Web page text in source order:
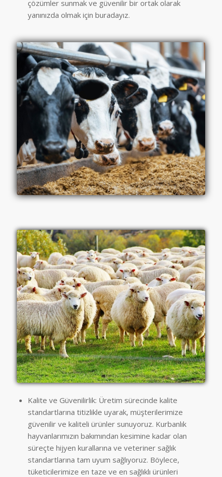
çözümler sunmak ve güvenilir bir ortak olarak
yanınızda olmak için buradayız.
Kalite ve Güvenilirlik: Üretim sürecinde kalite
standartlarına titizlikle uyarak, müşterilerimize
güvenilir ve kaliteli ürünler sunuyoruz. Kurbanlık
hayvanlarımızın bakımından kesimine kadar olan
süreçte hijyen kurallarına ve veteriner sağlık
standartlarına tam uyum sağlıyoruz. Böylece,
tüketicilerimize en taze ve en sağlıklı ürünleri